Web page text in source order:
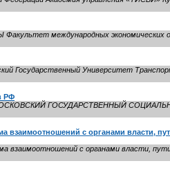
международных экономических
Государственный Университет
РФ
МОСКОВСКИЙ ГОСУДАРСТВЕННЫЙ
взаимоотношений с органами власти,
с органами власти,